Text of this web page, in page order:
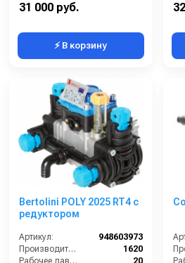
31 000 руб.
⚡ В корзину
Bertolini POLY 2025 RT4 с
редуктором
Артикул:
948603973
Производительность (л/ч):
1620
Рабочее давление (бар):
20